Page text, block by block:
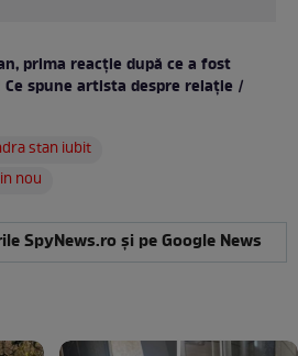
prima reacție după ce a fost
spune artista despre relație /
stan iubit
nou
SpyNews.ro și pe Google News